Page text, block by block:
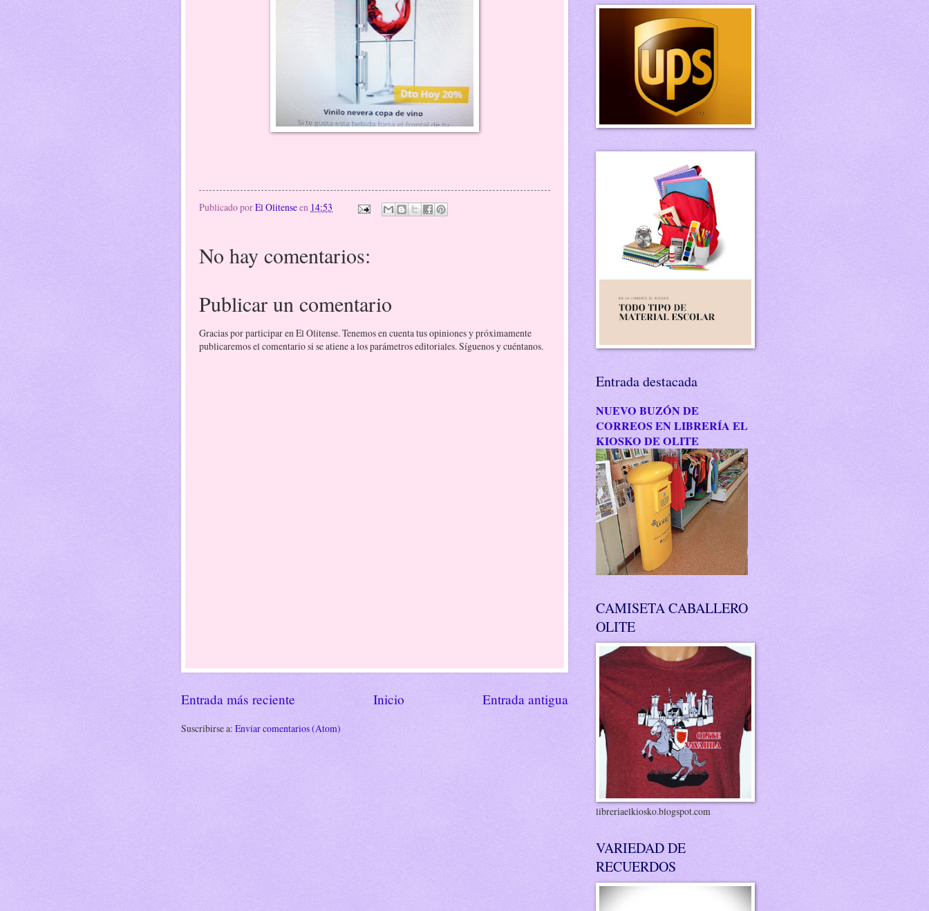
Publicado porEl Olitenseen 14:53
No hay comentarios:
Publicar un comentario
Gracias por participar en El Olitense. Tenemos en cuenta tus opiniones y próximamente
publicaremos el comentario si se atiene a los parámetros editoriales. Síguenos y cuéntanos.
Entrada más reciente Entrada antigua
Inicio
Suscribirse a: Enviar comentarios (Atom)
Entrada destacada
NUEVO BUZÓN DE
CORREOS EN LIBRERÍA EL
KIOSKO DE OLITE
CAMISETA CABALLERO
OLITE
libreriaelkiosko.blogspot.com
VARIEDAD DE
RECUERDOS